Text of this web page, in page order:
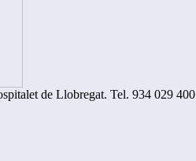
de Llobregat. Tel. 934 029 400